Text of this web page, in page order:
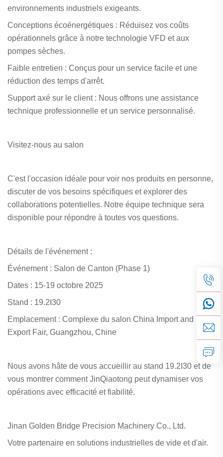
environnements industriels exigeants.
Conceptions écoénergétiques : Réduisez vos coûts
opérationnels grâce à notre technologie VFD et aux
pompes sèches.
Faible entretien : Conçus pour un service facile et une
réduction des temps d'arrêt.
Support axé sur le client : Nous offrons une assistance
technique professionnelle et un service personnalisé.
Visitez-nous au salon
C'est l'occasion idéale pour voir nos produits en personne,
discuter de vos besoins spécifiques et explorer des
collaborations potentielles. Notre équipe technique sera
disponible pour répondre à toutes vos questions.
Détails de l'événement :
Événement : Salon de Canton (Phase 1)
Dates : 15-19 octobre 2025
Stand : 19.2I30
Emplacement : Complexe du salon China Import and
Export Fair, Guangzhou, Chine
Nous avons hâte de vous accueillir au stand 19.2I30 et de
vous montrer comment JinQiaotong peut dynamiser vos
opérations avec efficacité et fiabilité.
Jinan Golden Bridge Precision Machinery Co., Ltd.
Votre partenaire en solutions industrielles de vide et d'air.